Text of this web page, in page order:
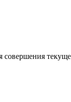
совершения